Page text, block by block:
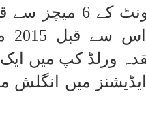
مجموعی طور پر
ورلڈ کپ میں ایک